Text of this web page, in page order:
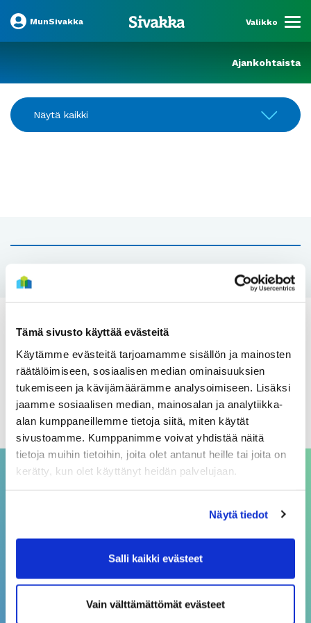
Tämä sivusto käyttää evästeitä
Käytämme evästeitä tarjoamamme sisällön ja mainosten
räätälöimiseen, sosiaalisen median ominaisuuksien
tukemiseen ja kävijämäärämme analysoimiseen. Lisäksi
jaamme sosiaalisen median, mainosalan ja analytiikka-
alan kumppaneillemme tietoja siitä, miten käytät
sivustoamme. Kumppanimme voivat yhdistää näitä
tietoja muihin tietoihin, joita olet antanut heille tai joita on
kerätty, kun olet käyttänyt heidän palvelujaan.
Näytä tiedot
Salli kaikki evästeet
Vain välttämättömät evästeet
MunSivakka Valikko
Ajankohtaista
Näytä kaikki
Arkistot
elokuu 2026
heinäkuu 2026
kesäkuu 2026
p. 08 3148 190